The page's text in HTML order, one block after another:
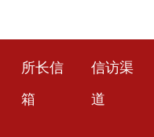
所长信
箱
信访渠
道